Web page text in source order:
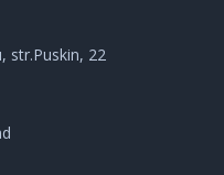
str.Puskin, 22